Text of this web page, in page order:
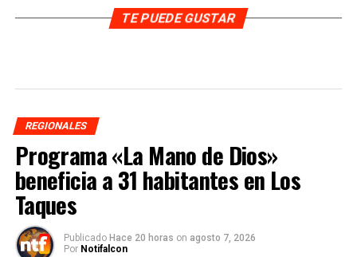
TE PUEDE GUSTAR
REGIONALES
Programa «La Mano de Dios»
beneficia a 31 habitantes en Los
Taques
Publicado Hace 20 horas on agosto 7, 2026
Por Notifalcon